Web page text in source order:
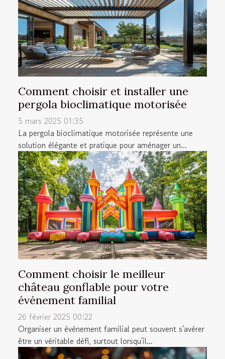
Comment choisir et installer une
pergola bioclimatique motorisée
5 mars 2025 01:35
La pergola bioclimatique motorisée représente une
solution élégante et pratique pour aménager un...
Comment choisir le meilleur
château gonflable pour votre
événement familial
26 février 2025 00:22
Organiser un événement familial peut souvent s'avérer
être un véritable défi, surtout lorsqu'il...